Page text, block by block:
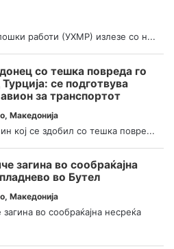
работи (УХМР) излезе со н...
со тешка повреда го
се подготвува
за транспортот
, Македонија
кој се здобил со тешка повре...
загина во сообраќајна
во Бутел
, Македонија
во сообраќајна несреќа